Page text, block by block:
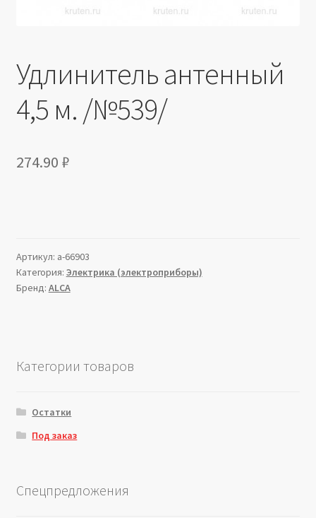
Удлинитель антенный
4,5 м. /№539/
274.90 ₽
Артикул: a-66903
Категория: Электрика (электроприборы)
Бренд: ALCA
Категории товаров
Остатки
Под заказ
Спецпредложения